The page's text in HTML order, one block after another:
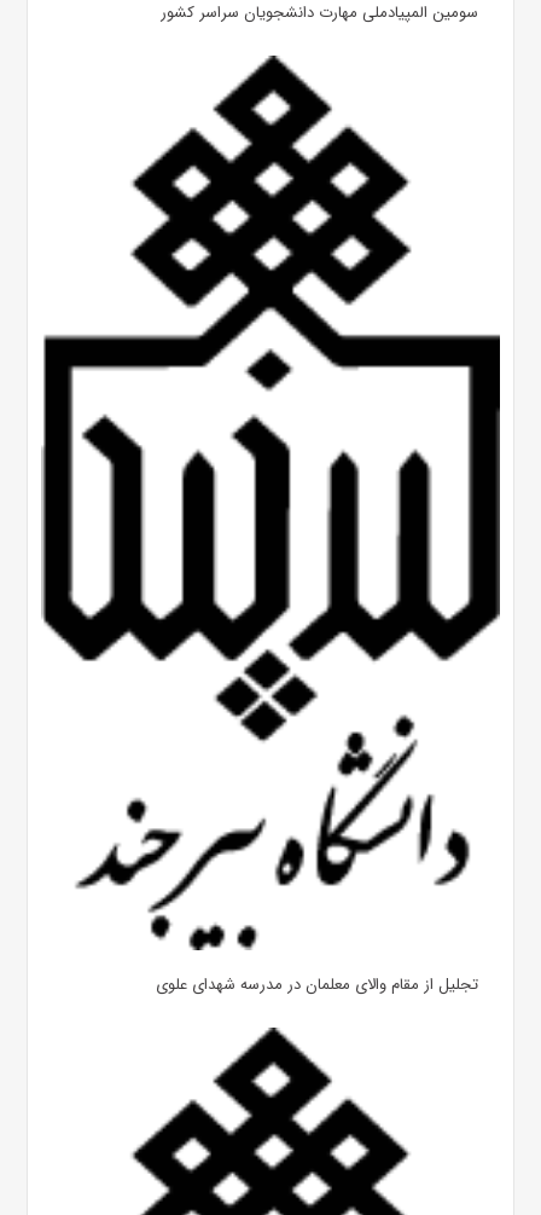
سومین المپیادملی مهارت دانشجویان سراسر کشور
تجلیل از مقام والای معلمان در مدرسه شهدای علوی